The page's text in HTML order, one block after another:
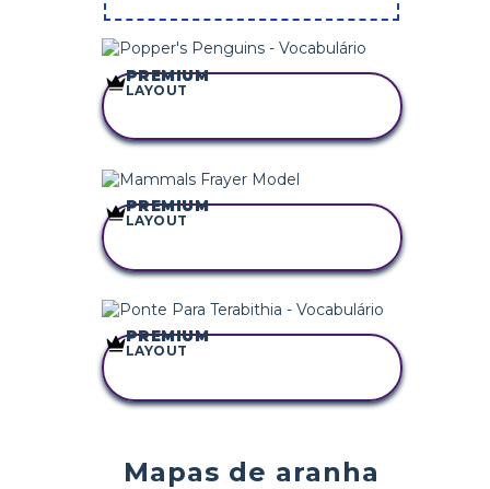
PREMIUM
LAYOUT
PREMIUM
LAYOUT
PREMIUM
LAYOUT
Mapas de aranha